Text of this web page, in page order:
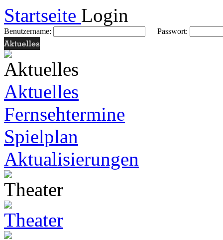
Startseite Login
Benutzername: Passwort:
Aktuelles
Fernsehtermine
Spielplan
Aktualisierungen